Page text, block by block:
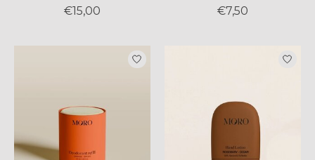
€15,00
€7,50